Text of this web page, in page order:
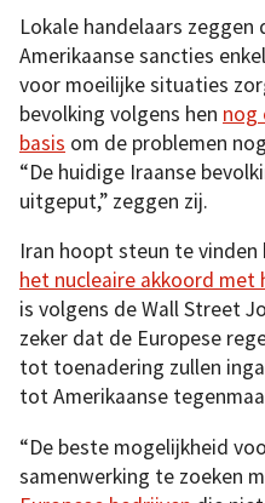
Lokale handelaars
Amerikaanse sancties
voor moeilijke situaties
bevolking volgens hen nog
basis om de problemen
“De huidige Iraanse
uitgeput,” zeggen zij.
Iran hoopt steun te vinden
het nucleaire akkoord met
is volgens de Wall Street
zeker dat de Europese
tot toenadering zullen
tot Amerikaanse
“De beste mogelijkheid
samenwerking te zoeken